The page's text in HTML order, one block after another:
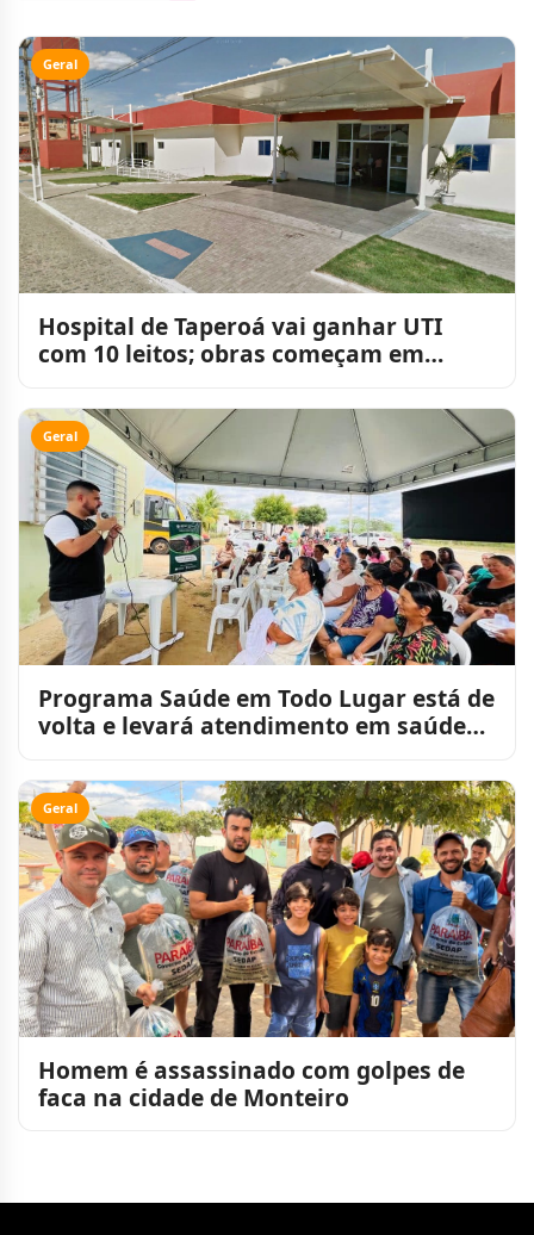
Geral
Hospital de Taperoá vai ganhar UTI
com 10 leitos; obras começam em
Geral
Programa Saúde em Todo Lugar está de
volta e levará atendimento em saúde
Geral
Homem é assassinado com golpes de
faca na cidade de Monteiro